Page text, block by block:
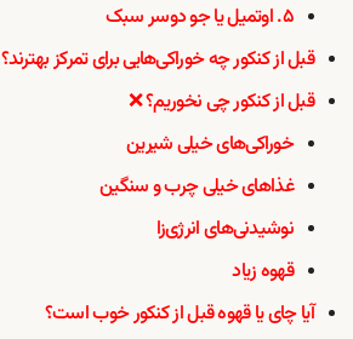
۵. اوتمیل یا جو دوسر سبک
قبل از کنکور چه خوراکی‌هایی برای تمرکز بهترند؟
قبل از کنکور چی نخوریم؟ ❌
خوراکی‌های خیلی شیرین
غذاهای خیلی چرب و سنگین
نوشیدنی‌های انرژی‌زا
قهوه زیاد
آیا چای یا قهوه قبل از کنکور خوب است؟